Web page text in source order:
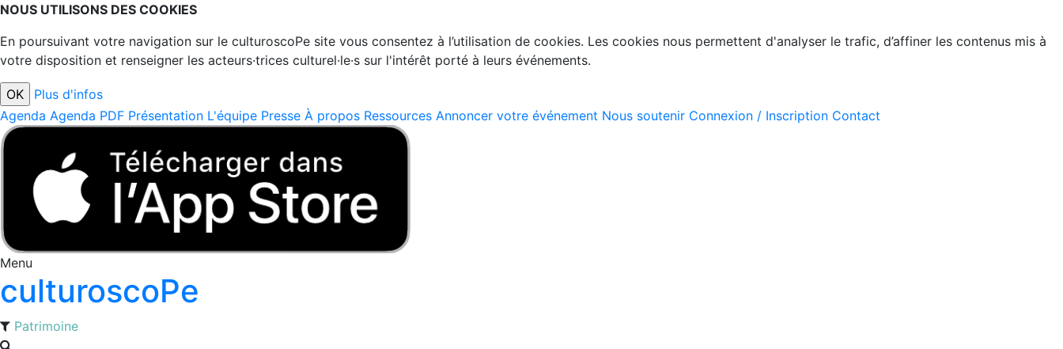
NOUS UTILISONS DES COOKIES
En poursuivant votre navigation sur le culturoscoPe site vous consentez à l’utilisation de cookies. Les cookies nous permettent d'analyser le trafic, d’affiner les contenus mis à
votre disposition et renseigner les acteurs·trices culturel·le·s sur l'intérêt porté à leurs événements.
Plus d'infos
Agenda Agenda PDF Présentation L'équipe Presse À propos Ressources Annoncer votre événement Nous soutenir Connexion / Inscription Contact
Menu
culturoscoPe
Patrimoine